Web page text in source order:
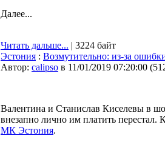
Далее...
Читать дальше... | 3224 байт
Эстония : Возмутительно: из-за
Автор: calipso в 11/01/2019 07:20:00 (
Валентина и Станислав Киселевы в
внезапно лично им платить перестал.
МК Эстония.